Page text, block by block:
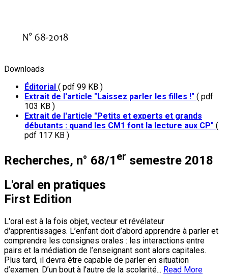
Downloads
Éditorial ( pdf 99 KB )
Extrait de l'article "Laissez parler les filles !" ( pdf
103 KB )
Extrait de l'article "Petits et experts et grands
débutants : quand les CM1 font la lecture aux CP" (
pdf 117 KB )
Recherches, n° 68/1 er semestre 2018
L'oral en pratiques
First Edition
L'oral est à la fois objet, vecteur et révélateur
d'apprentissages. L’enfant doit d’abord apprendre à parler et
comprendre les consignes orales : les interactions entre
pairs et la médiation de l’enseignant sont alors capitales.
Plus tard, il devra être capable de parler en situation
d’examen. D’un bout à l’autre de la scolarité... Read More